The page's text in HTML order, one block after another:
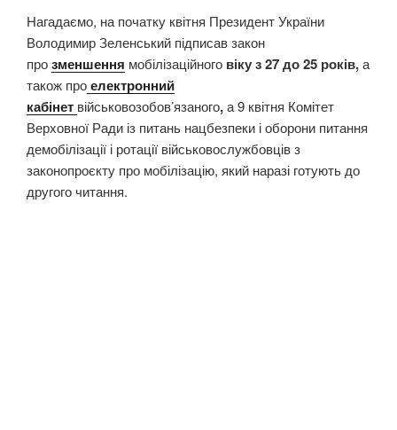
Нагадаємо, на початку квітня Президент України
Володимир Зеленський підписав закон
прозменшення мобілізаційного віку з 27 до 25 років,а
також проелектронний
кабінет військовозобов’язаного,а 9 квітня Комітет
Верховної Ради із питань нацбезпеки і оборони питання
демобілізації і ротації військовослужбовців з
законопроєкту про мобілізацію, який наразі готують до
другого читання.